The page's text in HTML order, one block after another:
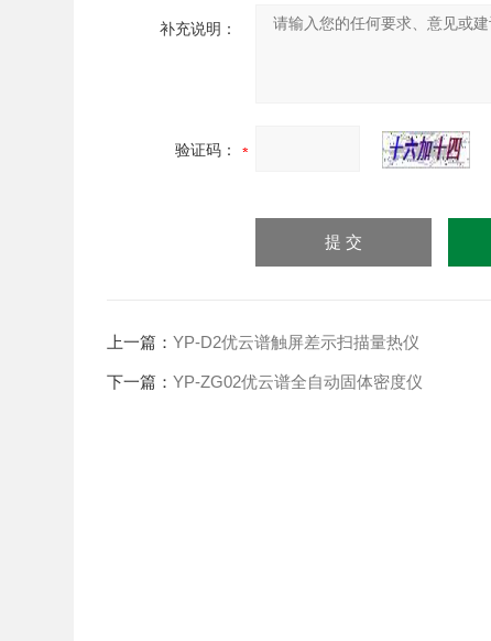
补充说明：
验证码：
上一篇：YP-D2优云谱触屏差示扫描量热仪
下一篇：YP-ZG02优云谱全自动固体密度仪